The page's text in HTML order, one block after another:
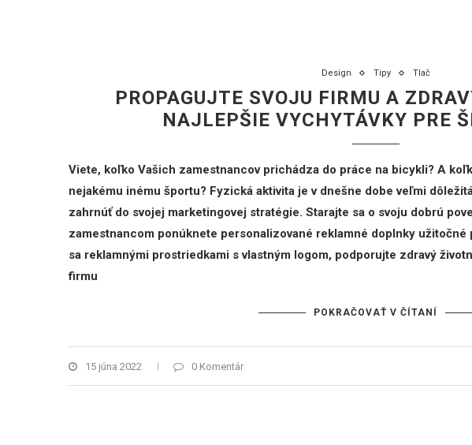
Design Tipy Tlač
PROPAGUJTE SVOJU FIRMU A
NAJLEPŠIE VYCHYTÁVKY PRE
Viete, koľko Vašich zamestnancov prichádza do práce na bicykli? A
nejakému inému športu? Fyzická aktivita je v dnešne dobe veľmi
zahrnúť do svojej marketingovej stratégie. Starajte sa o svoju dobrú
zamestnancom ponúknete personalizované reklamné doplnky
sa reklamnými prostriedkami s vlastným logom, podporujte zdravý
firmu
POKRAČOVAŤ V ČÍTANÍ
15 júna 2022 0 Komentár